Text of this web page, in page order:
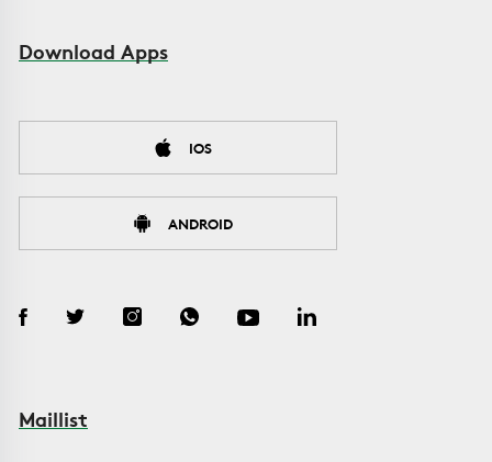
Download Apps
IOS
ANDROID
Maillist